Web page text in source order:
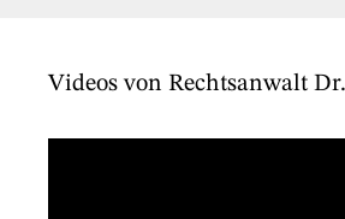
Videos von Rechtsanwalt